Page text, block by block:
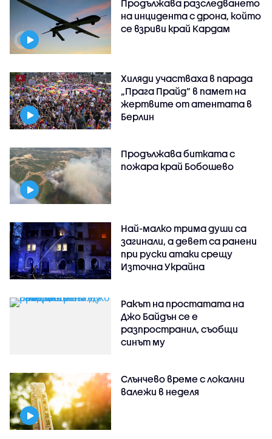
Продължава разследването
на инцидента с дрона, който
се взриви край Кардам
Хиляди участваха в парада
„Прага Прайд“ в памет на
жертвите от атентата в
Берлин
Продължава битката с
пожара край Бобошево
Най-малко трима души са
загинали, а девет са ранени
при руски атаки срещу
Източна Украйна
Ракът на простатата на
Джо Байдън се е
разпространил, съобщи
синът му
Слънчево време с локални
валежи в неделя